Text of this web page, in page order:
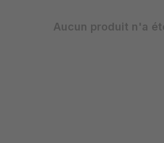
Aucun produit n'a